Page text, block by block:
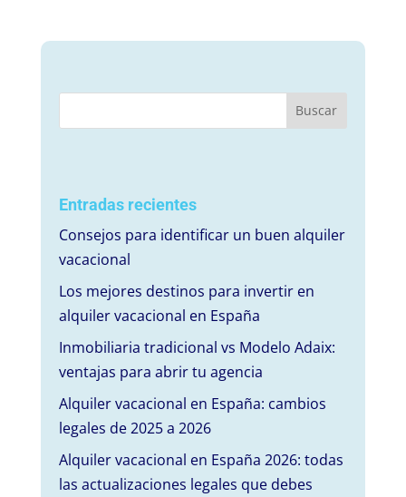
Entradas recientes
Consejos para identificar un buen alquiler
vacacional
Los mejores destinos para invertir en
alquiler vacacional en España
Inmobiliaria tradicional vs Modelo Adaix:
ventajas para abrir tu agencia
Alquiler vacacional en España: cambios
legales de 2025 a 2026
Alquiler vacacional en España 2026: todas
las actualizaciones legales que debes